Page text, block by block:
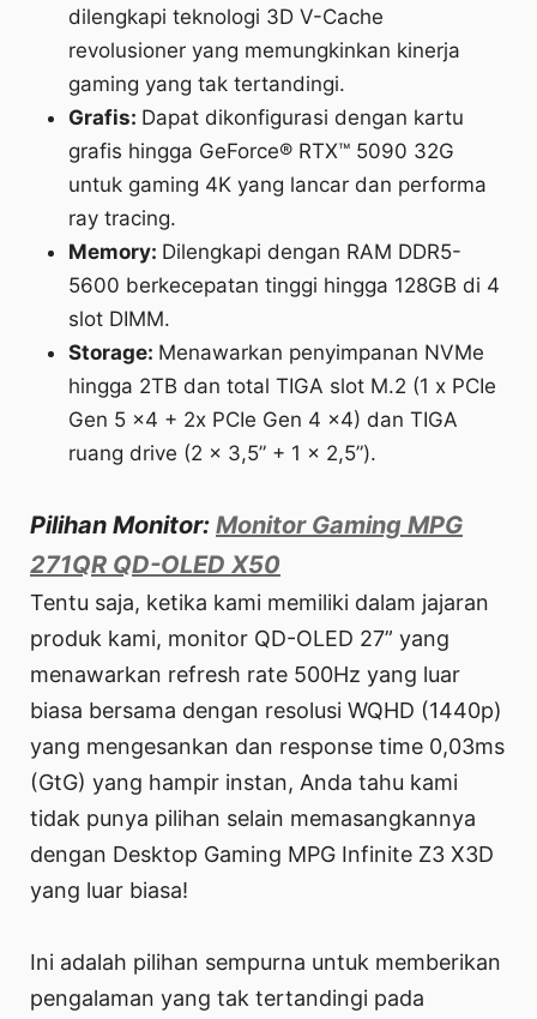
dilengkapi teknologi 3D V-Cache
revolusioner yang memungkinkan kinerja
gaming yang tak tertandingi.
Grafis: Dapat dikonfigurasi dengan kartu
grafis hingga GeForce® RTX™ 5090 32G
untuk gaming 4K yang lancar dan performa
ray tracing.
Memory: Dilengkapi dengan RAM DDR5-
5600 berkecepatan tinggi hingga 128GB di 4
slot DIMM.
Storage: Menawarkan penyimpanan NVMe
hingga 2TB dan total TIGA slot M.2 (1 x PCIe
Gen 5 x4 + 2x PCIe Gen 4 x4) dan TIGA
ruang drive (2 x 3,5” + 1 x 2,5”).
Pilihan Monitor: Monitor Gaming MPG
271QR QD-OLED X50
Tentu saja, ketika kami memiliki dalam jajaran
produk kami, monitor QD-OLED 27” yang
menawarkan refresh rate 500Hz yang luar
biasa bersama dengan resolusi WQHD (1440p)
yang mengesankan dan response time 0,03ms
(GtG) yang hampir instan, Anda tahu kami
tidak punya pilihan selain memasangkannya
dengan Desktop Gaming MPG Infinite Z3 X3D
yang luar biasa!
Ini adalah pilihan sempurna untuk memberikan
pengalaman yang tak tertandingi pada